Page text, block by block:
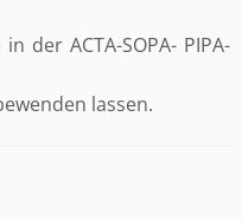
der ACTA-SOPA- PIPA-
lassen.